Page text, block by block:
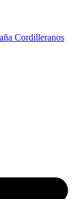
Cordilleranos